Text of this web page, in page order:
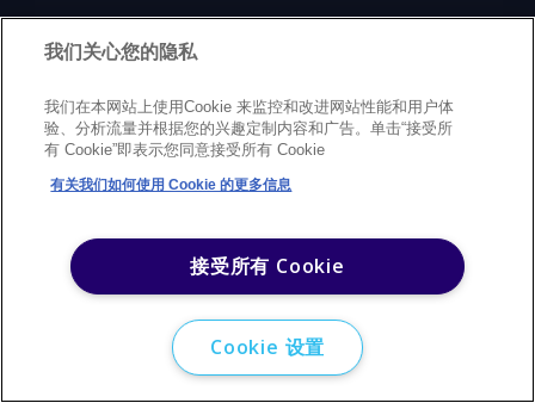
©2026Argus Media Group Copyright
我们关心您的隐私
我们在本网站上使用Cookie 来监控和改进网站性能和用户体
验、分析流量并根据您的兴趣定制内容和广告。单击“接受所
有 Cookie”即表示您同意接受所有 Cookie
有关我们如何使用 Cookie 的更多信息
接受所有 Cookie
Cookie 设置